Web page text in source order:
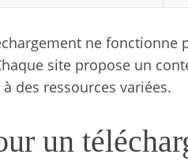
ne fonctionne
site propose un
des ressources variées.
un